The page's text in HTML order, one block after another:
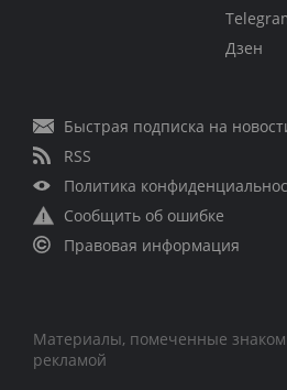
Дзен
Быстрая подписка на
RSS
Политика
Сообщить об ошибке
Правовая информация
Материалы, помеченные знаком
рекламой